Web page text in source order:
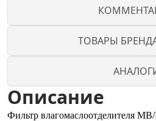
ТОВАРЫ БРЕНДА
Описание
Фильтр влагомаслоотделителя